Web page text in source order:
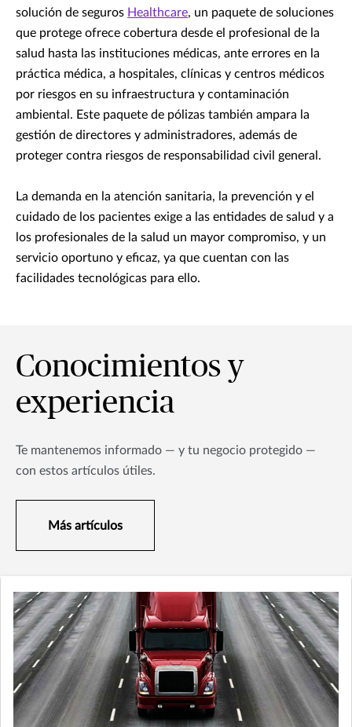
solución de seguros Healthcare, un paquete de soluciones
que protege ofrece cobertura desde el profesional de la
salud hasta las instituciones médicas, ante errores en la
práctica médica, a hospitales, clínicas y centros médicos
por riesgos en su infraestructura y contaminación
ambiental. Este paquete de pólizas también ampara la
gestión de directores y administradores, además de
proteger contra riesgos de responsabilidad civil general.
La demanda en la atención sanitaria, la prevención y el
cuidado de los pacientes exige a las entidades de salud y a
los profesionales de la salud un mayor compromiso, y un
servicio oportuno y eficaz, ya que cuentan con las
facilidades tecnológicas para ello.
Conocimientos y
experiencia
Te mantenemos informado — y tu negocio protegido —
con estos artículos útiles.
Más artículos